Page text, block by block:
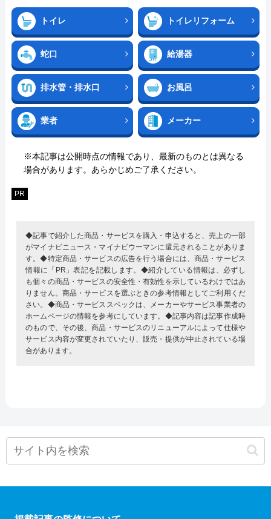
トイレ トイレリフォーム
蛇口 給湯器
排水管・排水口 お風呂
業者 メーカー
※本記事は公開時点の情報であり、最新のものとは異なる
場合があります。あらかじめご了承ください。
PR
◆記事で紹介した商品・サービスを購入・申込すると、売上の一部
がマイナビニュース・マイナビウーマンに還元されることがありま
す。◆特定商品・サービスの広告を行う場合には、商品・サービス
情報に「PR」表記を記載します。◆紹介している情報は、必ずし
も個々の商品・サービスの安全性・有効性を示しているわけではあ
りません。商品・サービスを選ぶときの参考情報としてご利用くだ
さい。◆商品・サービススペックは、メーカーやサービス事業者の
ホームページの情報を参考にしています。◆記事内容は記事作成時
のもので、その後、商品・サービスのリニューアルによって仕様や
サービス内容が変更されていたり、販売・提供が中止されている場
合があります。